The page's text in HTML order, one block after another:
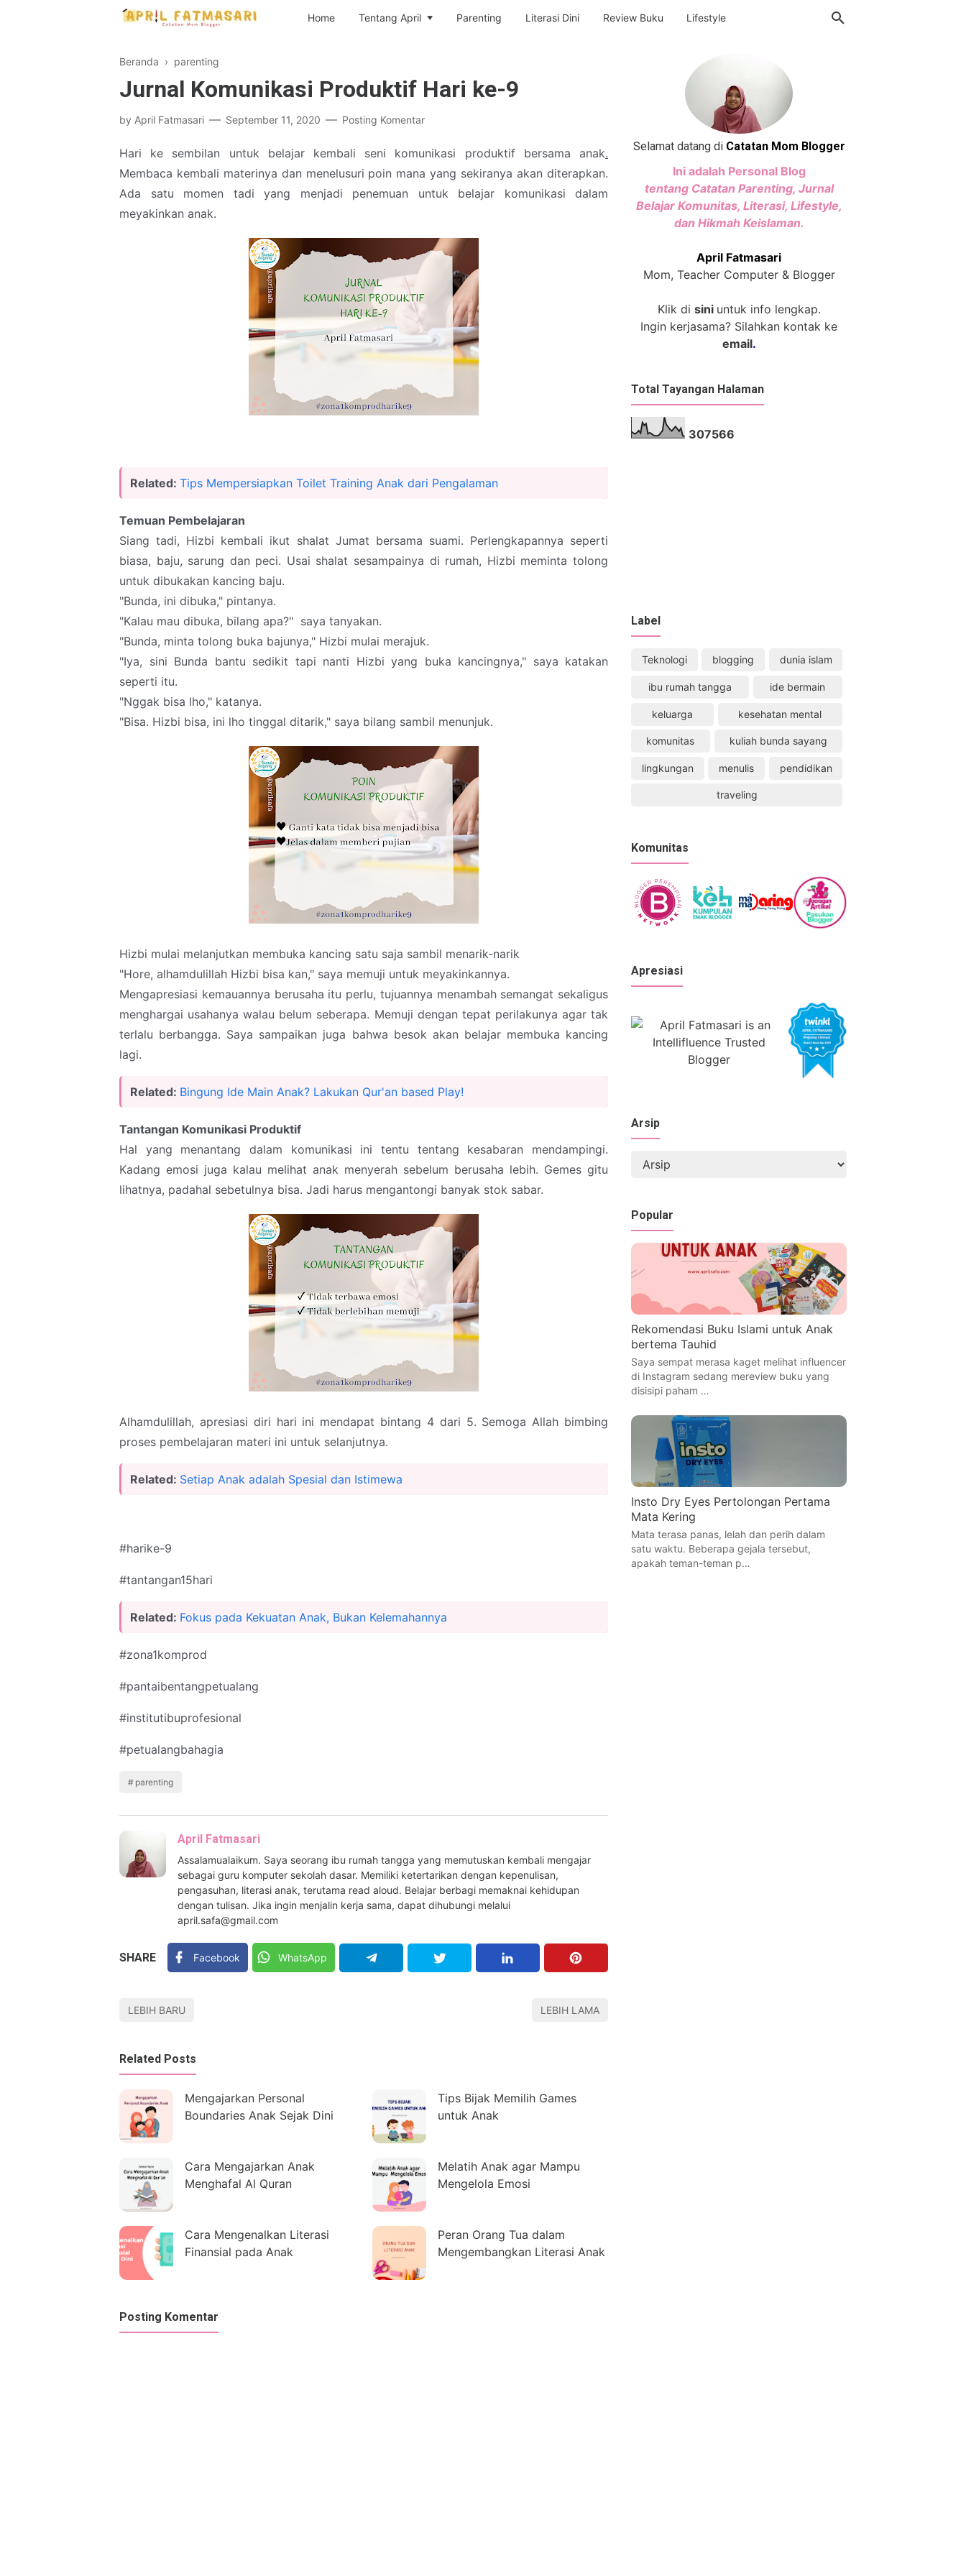
Home Tentang April Parenting Literasi Dini Review Buku Lifestyle
Beranda › parenting
Jurnal Komunikasi Produktif Hari ke-9
by April Fatmasari September 11, 2020 Posting Komentar
Hari ke sembilan untuk belajar kembali seni komunikasi produktif bersama anak.
Membaca kembali materinya dan menelusuri poin mana yang sekiranya akan diterapkan.
Ada satu momen tadi yang menjadi penemuan untuk belajar komunikasi dalam
meyakinkan anak.
Related: Tips Mempersiapkan Toilet Training Anak dari Pengalaman
Temuan Pembelajaran
Siang tadi, Hizbi kembali ikut shalat Jumat bersama suami. Perlengkapannya seperti
biasa, baju, sarung dan peci. Usai shalat sesampainya di rumah, Hizbi meminta tolong
untuk dibukakan kancing baju.
"Bunda, ini dibuka," pintanya.
"Kalau mau dibuka, bilang apa?" saya tanyakan.
"Bunda, minta tolong buka bajunya," Hizbi mulai merajuk.
"Iya, sini Bunda bantu sedikit tapi nanti Hizbi yang buka kancingnya," saya katakan
seperti itu.
"Nggak bisa lho," katanya.
"Bisa. Hizbi bisa, ini lho tinggal ditarik," saya bilang sambil menunjuk.
Hizbi mulai melanjutkan membuka kancing satu saja sambil menarik-narik
"Hore, alhamdulillah Hizbi bisa kan," saya memuji untuk meyakinkannya.
Mengapresiasi kemauannya berusaha itu perlu, tujuannya menambah semangat sekaligus
menghargai usahanya walau belum seberapa. Memuji dengan tepat perilakunya agar tak
terlalu berbangga. Saya sampaikan juga bahwa besok akan belajar membuka kancing
lagi.
Related: Bingung Ide Main Anak? Lakukan Qur'an based Play!
Tantangan Komunikasi Produktif
Hal yang menantang dalam komunikasi ini tentu tentang kesabaran mendampingi.
Kadang emosi juga kalau melihat anak menyerah sebelum berusaha lebih. Gemes gitu
lihatnya, padahal sebetulnya bisa. Jadi harus mengantongi banyak stok sabar.
Alhamdulillah, apresiasi diri hari ini mendapat bintang 4 dari 5. Semoga Allah bimbing
proses pembelajaran materi ini untuk selanjutnya.
Related: Setiap Anak adalah Spesial dan Istimewa
#harike-9
#tantangan15hari
Related: Fokus pada Kekuatan Anak, Bukan Kelemahannya
#zona1komprod
#pantaibentangpetualang
#institutibuprofesional
#petualangbahagia
parenting
April Fatmasari
Assalamualaikum. Saya seorang ibu rumah tangga yang memutuskan kembali mengajar
sebagai guru komputer sekolah dasar. Memiliki ketertarikan dengan kepenulisan,
pengasuhan, literasi anak, terutama read aloud. Belajar berbagi memaknai kehidupan
dengan tulisan. Jika ingin menjalin kerja sama, dapat dihubungi melalui
april.safa@gmail.com
SHARE Facebook WhatsApp
LEBIH BARU LEBIH LAMA
Related Posts
Mengajarkan Personal
Boundaries Anak Sejak Dini
Tips Bijak Memilih Games
untuk Anak
Cara Mengajarkan Anak
Menghafal Al Quran
Melatih Anak agar Mampu
Mengelola Emosi
Cara Mengenalkan Literasi
Finansial pada Anak
Peran Orang Tua dalam
Mengembangkan Literasi Anak
Posting Komentar
Selamat datang di Catatan Mom Blogger
Ini adalah Personal Blog
tentang Catatan Parenting, Jurnal
Belajar Komunitas, Literasi, Lifestyle,
dan Hikmah Keislaman.
April Fatmasari
Mom, Teacher Computer & Blogger
Klik di sini untuk info lengkap.
Ingin kerjasama? Silahkan kontak ke
email.
Total Tayangan Halaman
307566
Label
Teknologi blogging dunia islam
ibu rumah tangga ide bermain
keluarga kesehatan mental
komunitas kuliah bunda sayang
lingkungan menulis pendidikan
traveling
Komunitas
Apresiasi
Arsip
Popular
Rekomendasi Buku Islami untuk Anak
bertema Tauhid
Saya sempat merasa kaget melihat influencer
di Instagram sedang mereview buku yang
disisipi paham …
Insto Dry Eyes Pertolongan Pertama
Mata Kering
Mata terasa panas, lelah dan perih dalam
satu waktu. Beberapa gejala tersebut,
apakah teman-teman p…